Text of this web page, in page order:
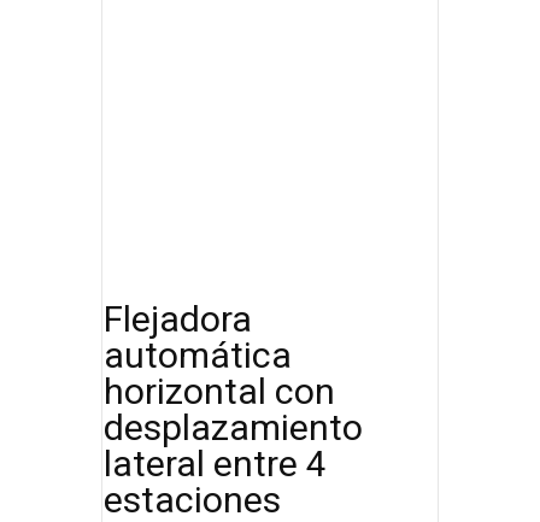
Flejadora
automática
horizontal con
desplazamiento
lateral entre 4
estaciones